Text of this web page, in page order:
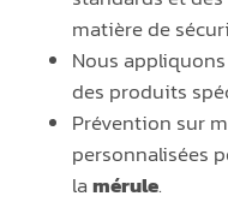
matière de
Nous
des produits
Prévention sur
personnalisées
lamérule.